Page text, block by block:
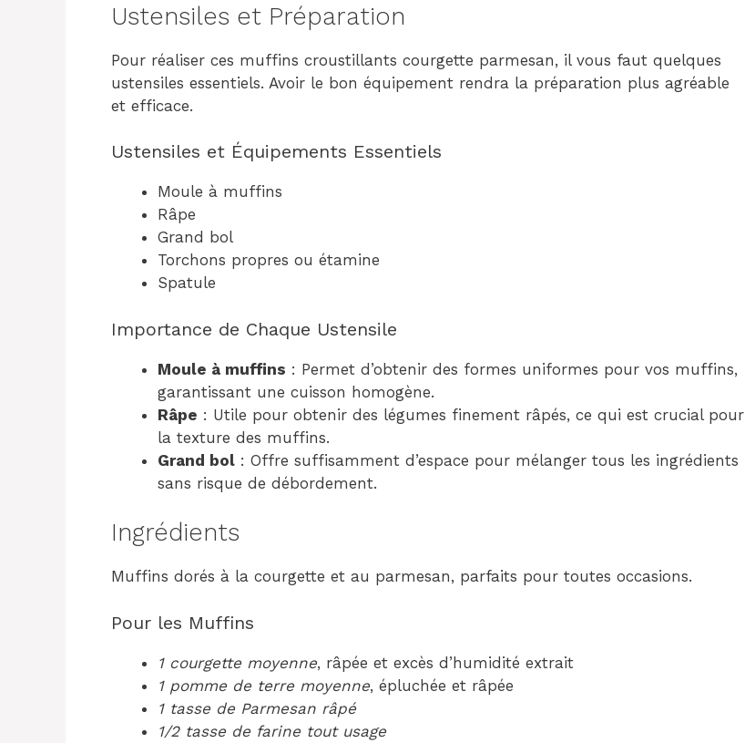
Ustensiles et Préparation
Pour réaliser ces muffins croustillants courgette parmesan, il vous faut quelques
ustensiles essentiels. Avoir le bon équipement rendra la préparation plus agréable
et efficace.
Ustensiles et Équipements Essentiels
Moule à muffins
Râpe
Grand bol
Torchons propres ou étamine
Spatule
Importance de Chaque Ustensile
Moule à muffins : Permet d’obtenir des formes uniformes pour vos muffins,
garantissant une cuisson homogène.
Râpe : Utile pour obtenir des légumes finement râpés, ce qui est crucial pour
la texture des muffins.
Grand bol : Offre suffisamment d’espace pour mélanger tous les ingrédients
sans risque de débordement.
Ingrédients
Muffins dorés à la courgette et au parmesan, parfaits pour toutes occasions.
Pour les Muffins
1 courgette moyenne, râpée et excès d’humidité extrait
1 pomme de terre moyenne, épluchée et râpée
1 tasse de Parmesan râpé
1/2 tasse de farine tout usage